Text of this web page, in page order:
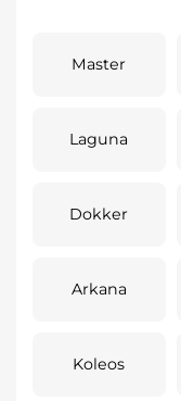
Master
Laguna
Dokker
Arkana
Koleos